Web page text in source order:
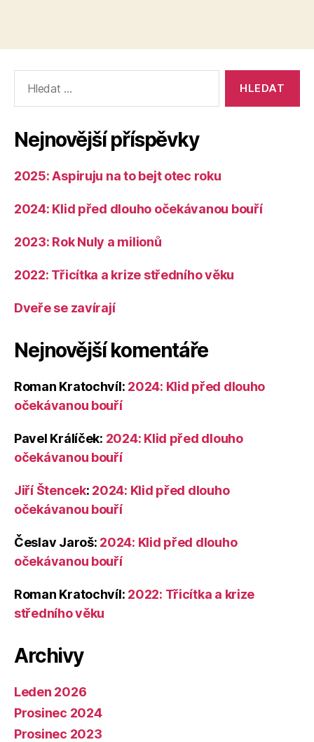
vyhledávání:
Nejnovější příspěvky
2025: Aspiruju na to bejt otec roku
2024: Klid před dlouho očekávanou bouří
2023: Rok Nuly a milionů
2022: Třicítka a krize středního věku
Dveře se zavírají
Nejnovější komentáře
Roman Kratochvíl: 2024: Klid před dlouho
očekávanou bouří
Pavel Králíček: 2024: Klid před dlouho
očekávanou bouří
Jiří Štencek: 2024: Klid před dlouho
očekávanou bouří
Česlav Jaroš: 2024: Klid před dlouho
očekávanou bouří
Roman Kratochvíl: 2022: Třicítka a krize
středního věku
Archivy
Leden 2026
Prosinec 2024
Prosinec 2023